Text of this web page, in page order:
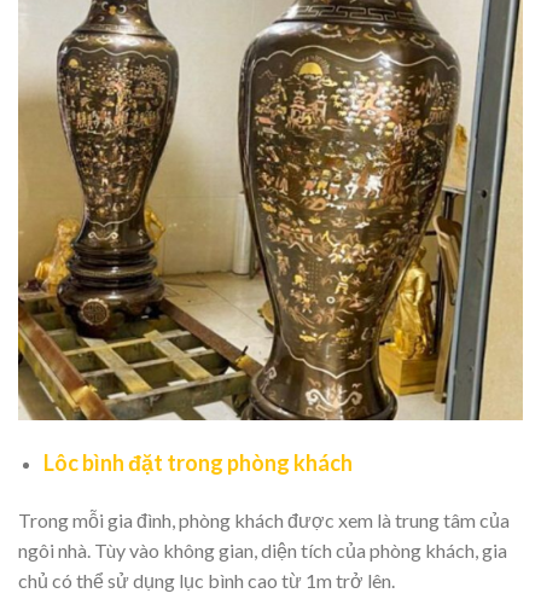
Lôc bình đặt trong phòng khách
Trong mỗi gia đình, phòng khách được xem là trung tâm của
ngôi nhà. Tùy vào không gian, diện tích của phòng khách, gia
chủ có thể sử dụng lục bình cao từ 1m trở lên.